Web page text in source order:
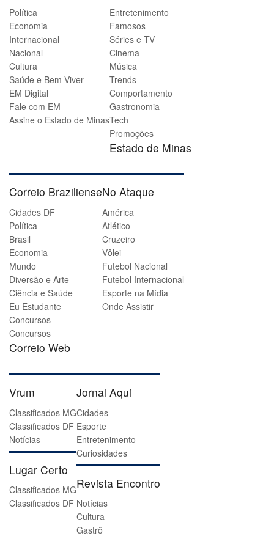
Política
Economia
Internacional
Nacional
Cultura
Saúde e Bem Viver
EM Digital
Fale com EM
Assine o Estado de Minas
Entretenimento
Famosos
Séries e TV
Cinema
Música
Trends
Comportamento
Gastronomia
Tech
Promoções
Estado de Minas
Correio Braziliense
Cidades DF
Política
Brasil
Economia
Mundo
Diversão e Arte
Ciência e Saúde
Eu Estudante
Concursos
Concursos
Correio Web
No Ataque
América
Atlético
Cruzeiro
Vôlei
Futebol Nacional
Futebol Internacional
Esporte na Mídia
Onde Assistir
Vrum
Classificados MG
Classificados DF
Notícias
Lugar Certo
Classificados MG
Classificados DF
Jornal Aqui
Cidades
Esporte
Entretenimento
Curiosidades
Revista Encontro
Notícias
Cultura
Gastrô